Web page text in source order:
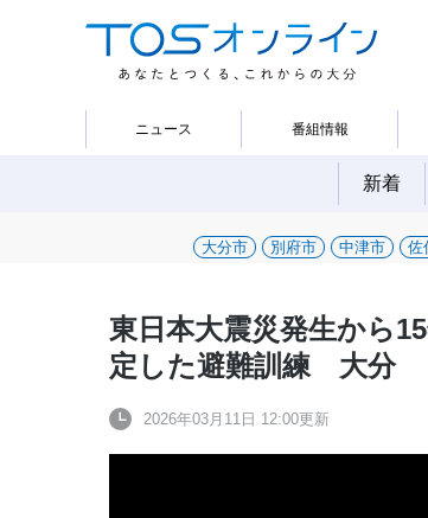
ニュース 番組情報
新着
大分市 別府市 中津市 佐
東日本大震災発生から
定した避難訓練 大分
2026年03月11日 12:00更新